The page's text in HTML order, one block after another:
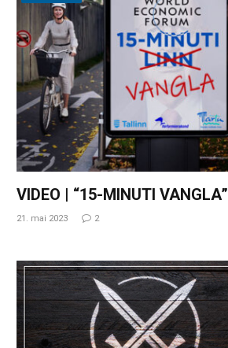
VIDEO | “15-MINUTI VANGLA”
21. mai 2023 2